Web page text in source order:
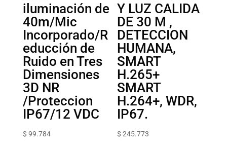
iluminación de
40m/Mic
Incorporado/R
educción de
Ruido en Tres
Dimensiones
3D NR
/Proteccion
IP67/12 VDC
$ 99.784
Y LUZ CALIDA
DE 30 M ,
DETECCION
HUMANA,
SMART
H.265+
SMART
H.264+, WDR,
IP67.
$ 245.773